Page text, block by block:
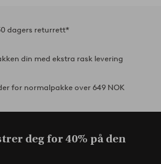
dagers returrett*
din med ekstra rask levering
for normalpakke over 649 NOK
deg for 40% på den